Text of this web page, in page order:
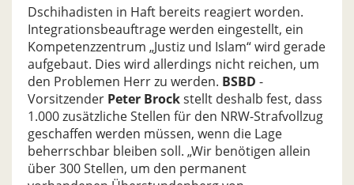
Dschihadisten in Haft bereits reagiert worden.
Integrationsbeauftrage werden eingestellt, ein
Kompetenzzentrum „Justiz und Islam“ wird gerade
aufgebaut. Dies wird allerdings nicht reichen, um
den Problemen Herr zu werden. BSBD -
Vorsitzender Peter Brockstellt deshalb fest, dass
1.000 zusätzliche Stellen für den NRW-Strafvollzug
geschaffen werden müssen, wenn die Lage
beherrschbar bleiben soll. „Wir benötigen allein
über 300 Stellen, um den permanent